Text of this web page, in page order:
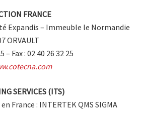
FRANCE
Expandis – Immeuble le Normandie
ORVAULT
– Fax : 02 40 26 32 25
SERVICES (ITS)
France : INTERTEK QMS SIGMA